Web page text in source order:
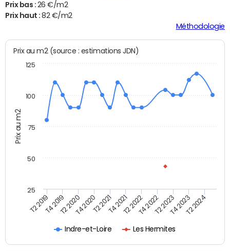
Prix bas : 26 €/m2
Prix haut :82 €/m2
Méthodologie
Prix au m2
Prix au m2 (source : estimations JDN)
Indre-et-Loire Les Hermites
T2 2019T4 2019T2 2020T4 2020T2 2021T4 2021T2 2022T4 2022T2 2023T4 2023T2 2024
100
25
50
75
125